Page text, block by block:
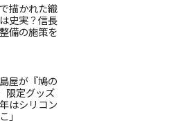
描かれた織
史実？信長
備の施策を
屋が『鳩の
限定グッズ
はシリコン
」